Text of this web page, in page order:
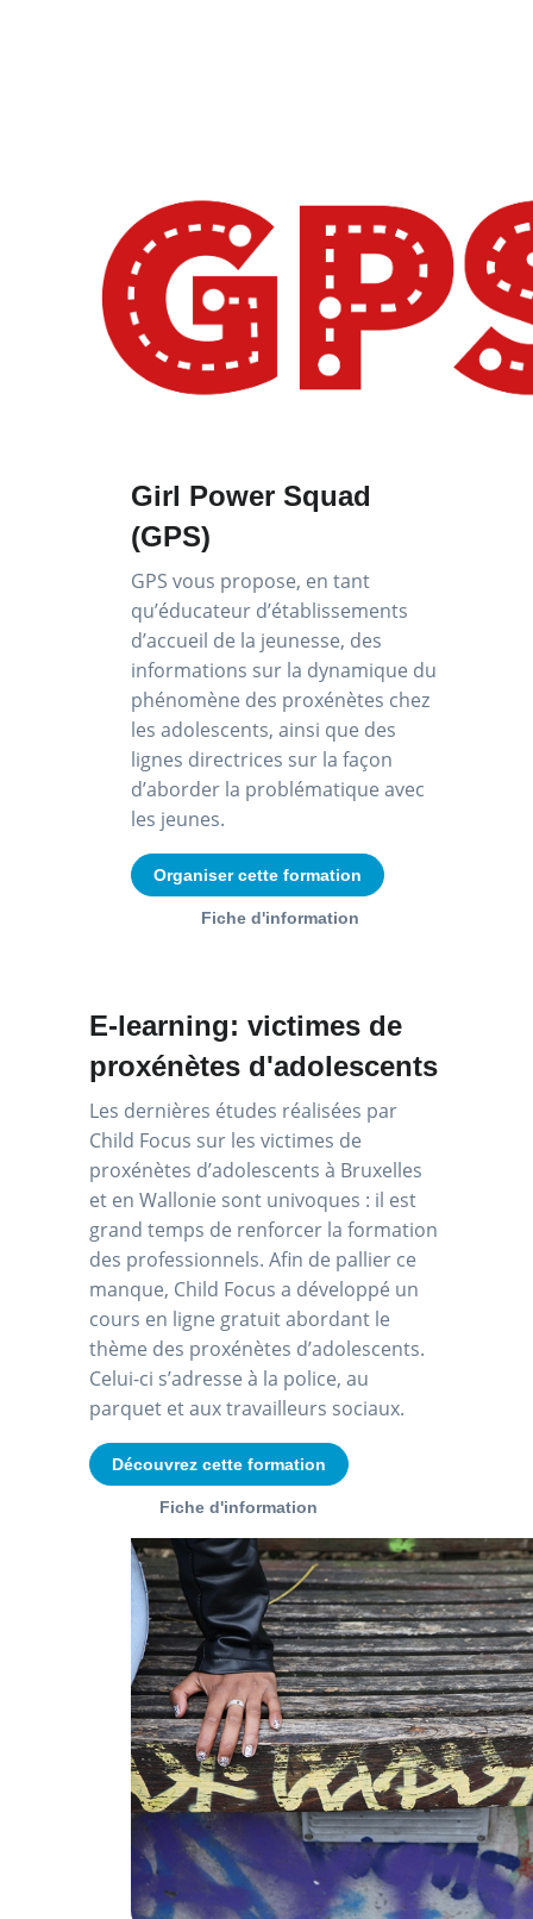
Girl Power Squad
(GPS)
GPS vous propose, en tant
qu’éducateur d’établissements
d’accueil de la jeunesse, des
informations sur la dynamique du
phénomène des proxénètes chez
les adolescents, ainsi que des
lignes directrices sur la façon
d’aborder la problématique avec
les jeunes.
Organiser cette formation
Fiche d'information
E-learning: victimes de
proxénètes d'adolescents
Les dernières études réalisées par
Child Focus sur les victimes de
proxénètes d’adolescents à Bruxelles
et en Wallonie sont univoques : il est
grand temps de renforcer la formation
des professionnels. Afin de pallier ce
manque, Child Focus a développé un
cours en ligne gratuit abordant le
thème des proxénètes d’adolescents.
Celui-ci s’adresse à la police, au
parquet et aux travailleurs sociaux.
Découvrez cette formation
Fiche d'information